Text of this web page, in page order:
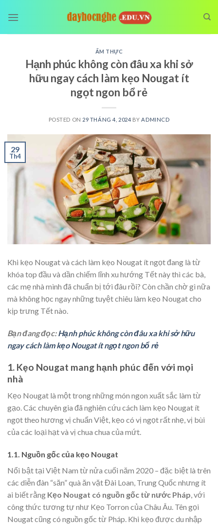
ẨM THỰC
Hạnh phúc không còn đâu xa khi sở
hữu ngay cách làm kẹo Nougat ít
ngọt ngon bổ rẻ
POSTED ON 29 THÁNG 4, 2024 BY ADMINCD
29
Th4
Khi kẹo Nougat và cách làm kẹo Nougat ít ngọt đang là từ
khóa top đầu và dần chiếm lĩnh xu hướng Tết này thì các bà,
các mẹ nhà mình đã chuẩn bị tới đâu rồi? Còn chần chờ gì nữa
mà không học ngay những tuyệt chiêu làm kẹo Nougat cho
kịp trưng Tết nào.
Bạn đang đọc:Hạnh phúc không còn đâu xa khi sở hữu
ngay cách làm kẹo Nougat ít ngọt ngon bổ rẻ
1. Kẹo Nougat mang hạnh phúc đến với mọi
nhà
Kẹo Nougat là một trong những món ngon xuất sắc làm từ
gạo. Các chuyên gia đã nghiên cứu cách làm kẹo Nougat ít
ngọt theo hương vị chuẩn Việt, kẹo có vị ngọt rất nhẹ, vị bùi
của các loại hạt và vị chua chua của mứt.
1.1. Nguồn gốc của kẹo Nougat
Nổi bật tại Việt Nam từ nửa cuối năm 2020 – đặc biệt là trên
các diễn đàn “săn” quà ăn vặt Đài Loan, Trung Quốc nhưng ít
ai biết rằng Kẹo Nougat có nguồn gốc từ nước Pháp, với
công thức tương tự như Kẹo Torron của Châu Âu. Tên gọi
Nougat cũng có nguồn gốc từ Pháp. Khi kẹo được du nhập